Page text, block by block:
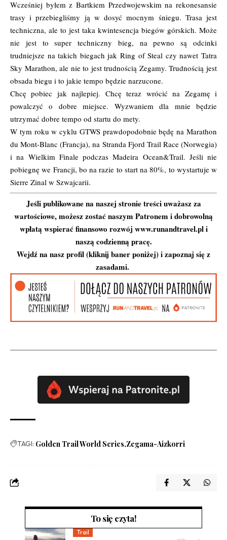
Wcześniej byłem z Bartkiem Przedwojewskim na rekonesansie
trasy i przebiegliśmy ją w dosyć mocnym śniegu. Trasa jest
techniczna, ale to jest taka kwintesencja biegów górskich. Może
nie jest to super techniczny bieg, na pewno są odcinki
trudniejsze na takich biegach jak Ring of Steal czy nawet Tatra
Sky Marathon, ale nie to jest trudnością Zegamy. Trudnością jest
obsada biegu i to jakie tempo będzie narzucone.
Chcę pobiec jak najlepiej. Chcę teraz wrócić na Zegamę i
powalczyć o dobre miejsce. Wyzwaniem dla mnie będzie
utrzymać dobre tempo od startu do mety.
W tym roku w cyklu GTWS prawdopodobnie będę na Marathon
du Mont-Blanc (Francja), na Stranda Fjord Trail Race (Norwegia)
i na Wielkim Finale podczas Madeira Ocean&Trail. Jeśli nie
pobiegnę we Francji, bo na razie to start na 80%, to wystartuje w
Sierre Zinal w Szwajcarii.
Jeśli publikowane na naszej stronie treści uważasz za
wartościowe, możesz zostać naszym Patronem i dobrowolną
wpłatą wspierać finansowo rozwój www.runandtravel.pl i
naszą codzienną pracę.
Wejdź na nasz profil (kliknij baner poniżej) i zapoznaj się z
zasadami.
TAGI: Golden Trail World Series Zegama-Aizkorri
To się czyta!
Trail